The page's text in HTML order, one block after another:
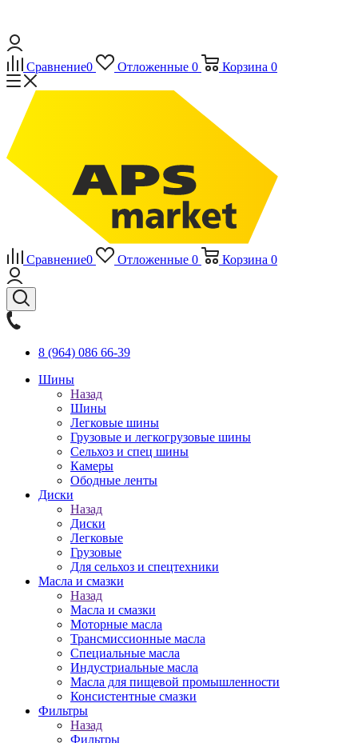
Сравнение0 Отложенные 0 Корзина 0
Сравнение0 Отложенные 0 Корзина 0
8 (964) 086 66-39
Шины
Назад
Шины
Легковые шины
Грузовые и легкогрузовые шины
Сельхоз и спец шины
Камеры
Ободные ленты
Диски
Назад
Диски
Легковые
Грузовые
Для сельхоз и спецтехники
Масла и смазки
Назад
Масла и смазки
Моторные масла
Трансмиссионные масла
Специальные масла
Индустриальные масла
Масла для пищевой промышленности
Консистентные смазки
Фильтры
Назад
Фильтры